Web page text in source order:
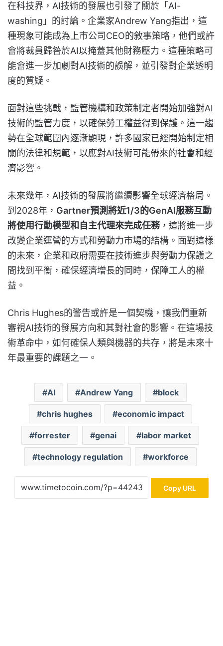
在科技界，AI技術的發展也引發了關於「AI-
washing」的討論。企業家Andrew Yang指出，這
種現象可能成為上市公司CEO的敘事策略，他們或許
會將裁員歸咎於AI以掩蓋其他財務壓力。這種策略可
能會進一步加劇對AI技術的誤解，並引發對企業透明
度的質疑。
面對這些挑戰，監管機構和政策制定者開始加強對AI
技術的監管力度，以確保勞工權益得到保護。這一趨
勢在全球範圍內逐漸顯現，許多國家已經開始制定相
關的法律和規範，以應對AI技術可能帶來的社會和經
濟影響。
未來幾年，AI技術的發展將繼續影響全球經濟格局。
到2028年， Gartner預測將近1/3的GenAI服務互動
將使用行動模型和自主代理來完成任務，這將進一步
改變企業運營的方式和勞動力市場的結構。面對這樣
的未來，企業和政府需要在技術進步與勞動力保護之
間找到平衡，確保經濟增長的同時，保障工人的權
益。
Chris Hughes的警告或許是一個契機，讓我們重新
審視AI技術的發展方向和其對社會的影響。在這場技
術革命中，如何確保人類與機器的共存，將是未來十
年最重要的課題之一。
AI Andrew Yang block
chris hughes economic impact
forrester genai labor market
technology regulation workforce
Copy URL